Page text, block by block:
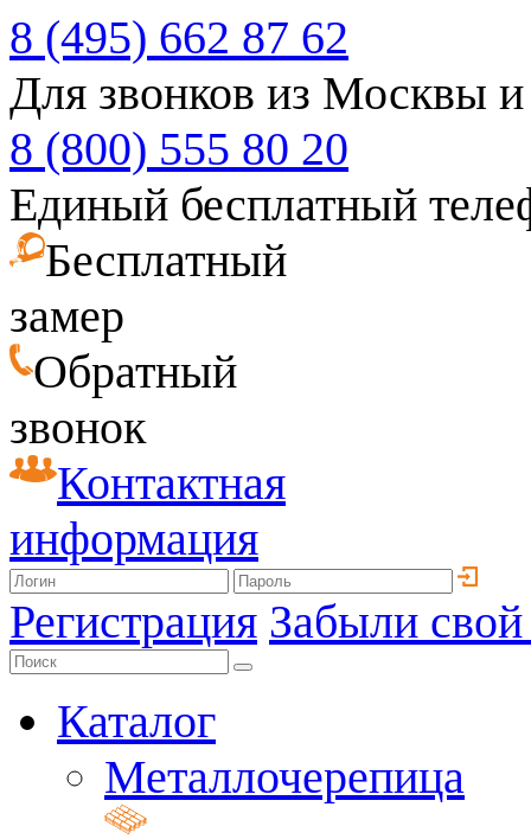
8 (495) 662 87 62
Для звонков из Москвы
8 (800) 555 80 20
Единый бесплатный
Бесплатный
замер
Обратный
звонок
Контактная
информация
Регистрация Забыли
Каталог
Металлочерепица